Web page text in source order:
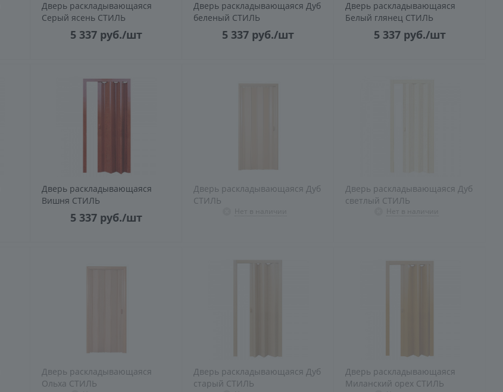
Дверь раскладывающаяся
Серый ясень СТИЛЬ
5 337 руб./шт
Дверь раскладывающаяся Дуб
беленый СТИЛЬ
5 337 руб./шт
Дверь раскладывающаяся
Белый глянец СТИЛЬ
5 337 руб./шт
Дверь раскладывающаяся
Вишня СТИЛЬ
5 337 руб./шт
Дверь раскладывающаяся Дуб
СТИЛЬ
Дверь раскладывающаяся Дуб
светлый СТИЛЬ
Дверь раскладывающаяся
Ольха СТИЛЬ
Дверь раскладывающаяся Дуб
старый СТИЛЬ
Дверь раскладывающаяся
Миланский орех СТИЛЬ